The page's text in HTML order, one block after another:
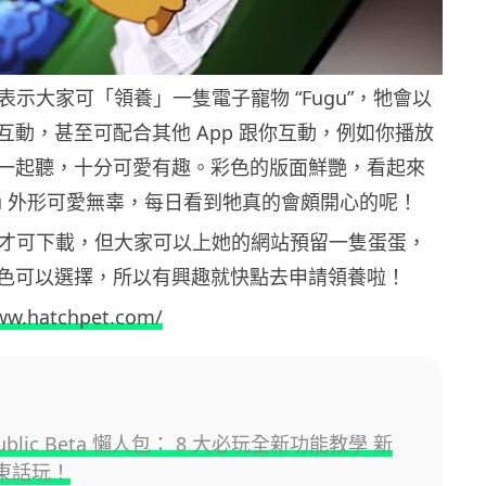
示大家可「領養」一隻電子寵物 “Fugu”，牠會以
動，甚至可配合其他 App 跟你互動，例如你播放
起聽，十分可愛有趣。彩色的版面鮮艷，看起來
形可愛無辜，每日看到牠真的會頗開心的呢！
可下載，但大家可以上她的網站預留一隻蛋蛋，
可以選擇，所以有興趣就快點去申請領養啦！
Beta 懶人包： 8 大必玩全新功能教學 新
話玩！